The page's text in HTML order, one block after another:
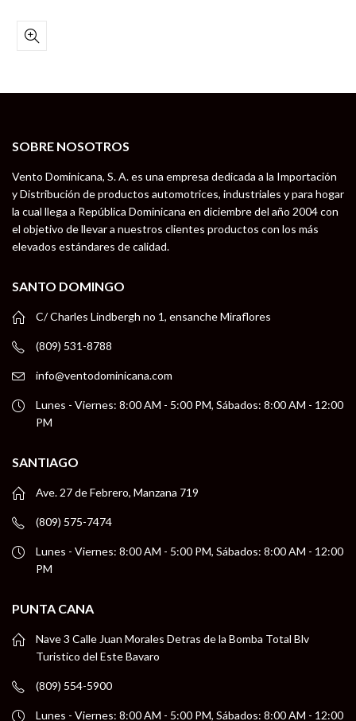
SOBRE NOSOTROS
Vento Dominicana, S. A. es una empresa dedicada a la Importación
y Distribución de productos automotrices, industriales y para hogar
la cual llega a República Dominicana en diciembre del año 2004 con
el objetivo de llevar a nuestros clientes productos con los más
elevados estándares de calidad.
SANTO DOMINGO
C/ Charles Lindbergh no 1, ensanche Miraflores
(809) 531-8788
info@ventodominicana.com
Lunes - Viernes: 8:00 AM - 5:00 PM, Sábados: 8:00 AM - 12:00
PM
SANTIAGO
Ave. 27 de Febrero, Manzana 719
(809) 575-7474
Lunes - Viernes: 8:00 AM - 5:00 PM, Sábados: 8:00 AM - 12:00
PM
PUNTA CANA
Nave 3 Calle Juan Morales Detras de la Bomba Total Blv
Turistico del Este Bavaro
(809) 554-5900
Lunes - Viernes: 8:00 AM - 5:00 PM, Sábados: 8:00 AM - 12:00